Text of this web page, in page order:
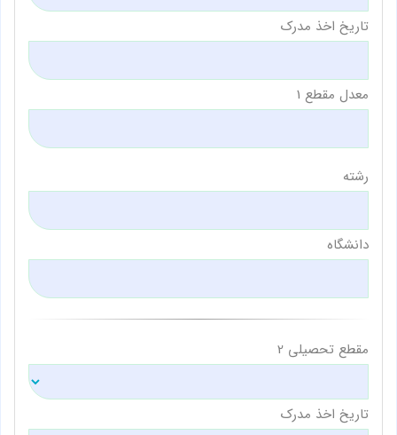
تاریخ اخذ مدرک
معدل مقطع 1
رشته
دانشگاه
مقطع تحصیلی 2
تاریخ اخذ مدرک